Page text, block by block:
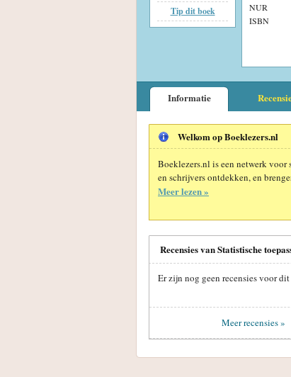
Tip dit boek
NUR
ISBN
Informatie
Welkom op Boeklezers.nl
Boeklezers.nl is een netwerk
en schrijvers ontdekken, en
Meer lezen »
Recensies van Statistische
Er zijn nog geen recensies voor
Meer recensies »